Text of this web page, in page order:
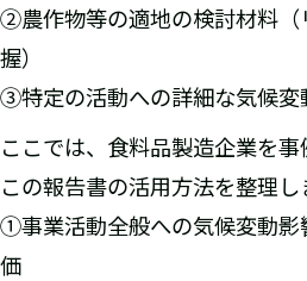
②農作物等の適地の検討材料（
握）
③特定の活動への詳細な気候変
ここでは、食料品製造企業を
この報告書の活用方法を整理し
①事業活動全般への気候変動影
価